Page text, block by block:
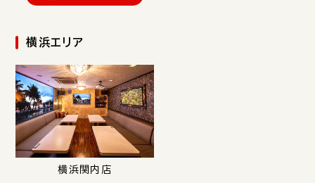
横浜エリア
横浜関内店